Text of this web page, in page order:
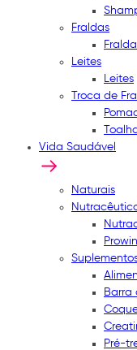
Fraldas
Leites
Leites
Troca de
Vida Saudável
Naturais
Prowin
Barra
Pré-